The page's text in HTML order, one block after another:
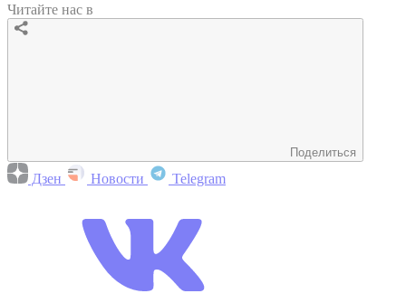
Читайте нас в
Поделиться
Дзен Новости Telegram